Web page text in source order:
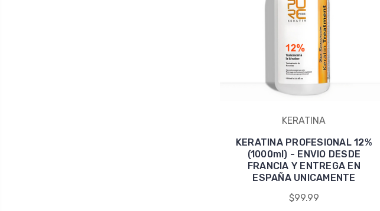
KERATINA
KERATINA PROFESIONAL 12%
(1000ml) - ENVIO DESDE
FRANCIA Y ENTREGA EN
ESPAÑA UNICAMENTE
$99.99